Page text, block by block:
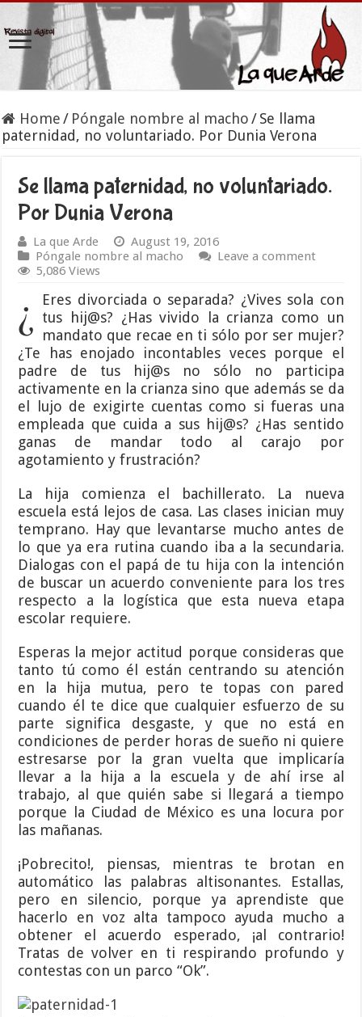
Home / Póngale nombre al macho /Se llama
paternidad, no voluntariado. Por Dunia Verona
Se llama paternidad, no voluntariado.
Por Dunia Verona
La que Arde
August 19, 2016
Póngale nombre al macho
Leave a comment
5,086 Views
¿
Eres divorciada o separada? ¿Vives sola con
tus hij@s? ¿Has vivido la crianza como un
mandato que recae en ti sólo por ser mujer?
¿Te has enojado incontables veces porque el
padre de tus hij@s no sólo no participa
activamente en la crianza sino que además se da
el lujo de exigirte cuentas como si fueras una
empleada que cuida a sus hij@s? ¿Has sentido
ganas de mandar todo al carajo por
agotamiento y frustración?
La hija comienza el bachillerato. La nueva
escuela está lejos de casa. Las clases inician muy
temprano. Hay que levantarse mucho antes de
lo que ya era rutina cuando iba a la secundaria.
Dialogas con el papá de tu hija con la intención
de buscar un acuerdo conveniente para los tres
respecto a la logística que esta nueva etapa
escolar requiere.
Esperas la mejor actitud porque consideras que
tanto tú como él están centrando su atención
en la hija mutua, pero te topas con pared
cuando él te dice que cualquier esfuerzo de su
parte significa desgaste, y que no está en
condiciones de perder horas de sueño ni quiere
estresarse por la gran vuelta que implicaría
llevar a la hija a la escuela y de ahí irse al
trabajo, al que quién sabe si llegará a tiempo
porque la Ciudad de México es una locura por
las mañanas.
¡Pobrecito!, piensas, mientras te brotan en
automático las palabras altisonantes. Estallas,
pero en silencio, porque ya aprendiste que
hacerlo en voz alta tampoco ayuda mucho a
obtener el acuerdo esperado, ¡al contrario!
Tratas de volver en ti respirando profundo y
contestas con un parco “Ok”.